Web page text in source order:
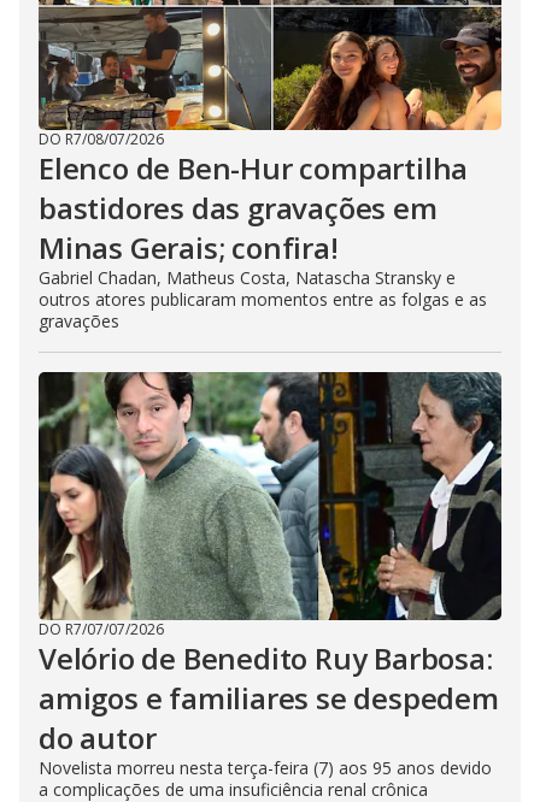
DO R7/08/07/2026
Elenco de Ben-Hur compartilha
bastidores das gravações em
Minas Gerais; confira!
Gabriel Chadan, Matheus Costa, Natascha Stransky e
outros atores publicaram momentos entre as folgas e as
gravações
DO R7/07/07/2026
Velório de Benedito Ruy Barbosa:
amigos e familiares se despedem
do autor
Novelista morreu nesta terça-feira (7) aos 95 anos devido
a complicações de uma insuficiência renal crônica